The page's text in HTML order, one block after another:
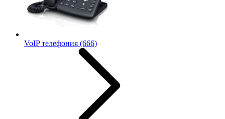
VoIP телефония (666)